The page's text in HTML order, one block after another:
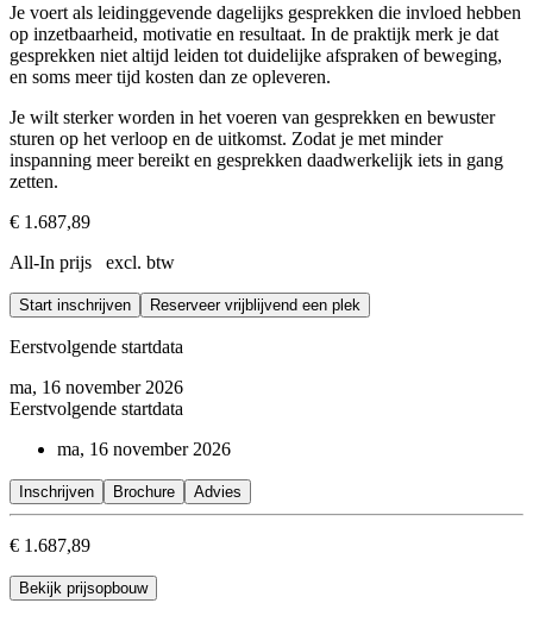
Je voert als leidinggevende dagelijks gesprekken die invloed hebben
op inzetbaarheid, motivatie en resultaat. In de praktijk merk je dat
gesprekken niet altijd leiden tot duidelijke afspraken of beweging,
en soms meer tijd kosten dan ze opleveren.
Je wilt sterker worden in het voeren van gesprekken en bewuster
sturen op het verloop en de uitkomst. Zodat je met minder
inspanning meer bereikt en gesprekken daadwerkelijk iets in gang
zetten.
€ 1.687,89
All-In prijs excl. btw
Start inschrijven Reserveer vrijblijvend een plek
Eerstvolgende startdata
ma, 16 november 2026
Eerstvolgende startdata
ma, 16 november 2026
Inschrijven Brochure Advies
€ 1.687,89
Bekijk prijsopbouw